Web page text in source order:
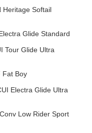
Heritage Softail
Glide Standard
Tour Glide Ultra
Fat Boy
Electra Glide Ultra
Low Rider Sport